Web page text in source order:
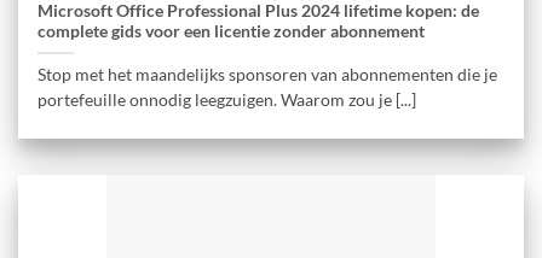
Microsoft Office Professional Plus 2024 lifetime kopen: de
complete gids voor een licentie zonder abonnement
Stop met het maandelijks sponsoren van abonnementen die je
portefeuille onnodig leegzuigen. Waarom zou je [...]